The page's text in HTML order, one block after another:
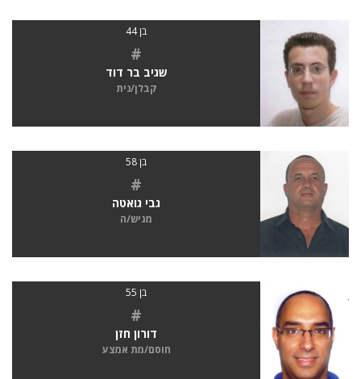
בן 44
#
שגיב בר דוד
קבלן/נית
בן 58
#
גבי גואטה
מגיש/ה
בן 55
#
דורון חזן
חוסם/מת אמצע